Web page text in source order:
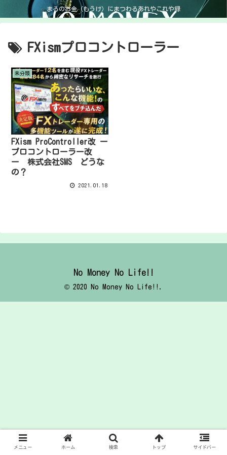
まるのお金（もうけ）にまつわるあれやこれや録
FXismプロコントローラー
未分類
FXism ProController改 ー
プロコントローラー改
ー 株式会社SMS どうな
の？
2021.01.18
No Money No Life!!
© 2020 No Money No Life!!.
メニュー ホーム 検索 トップ サイドバー